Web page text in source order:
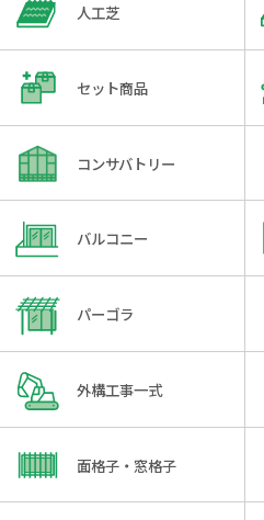
人工芝
セット商品
コンサバトリー
バルコニー
パーゴラ
外構工事一式
面格子・窓格子